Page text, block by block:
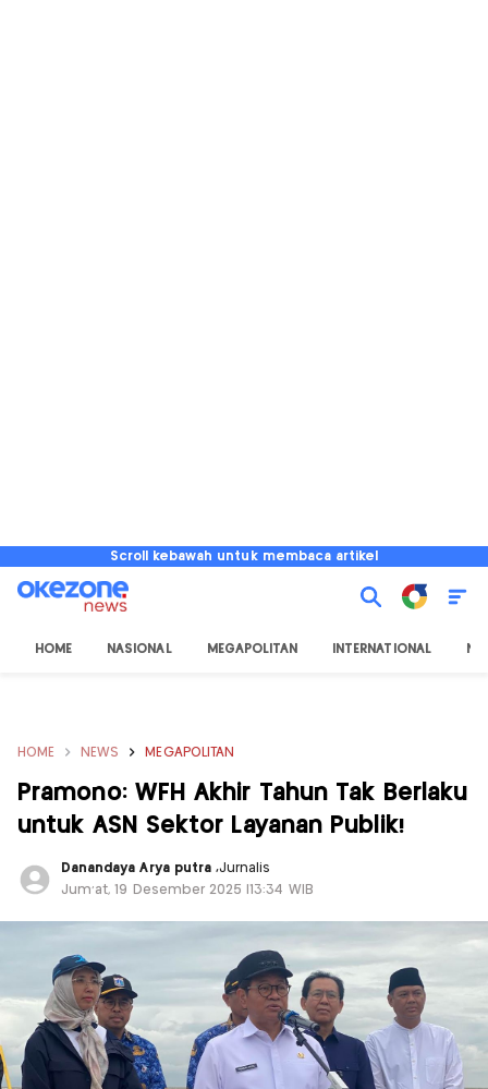
Scroll kebawah untuk membaca artikel
HOME NASIONAL MEGAPOLITAN INTERNATIONAL
HOME NEWS MEGAPOLITAN
Pramono: WFH Akhir Tahun Tak Berlaku
untuk ASN Sektor Layanan Publik!
Danandaya Arya putra,Jurnalis
Jum'at, 19 Desember 2025 |13:34 WIB